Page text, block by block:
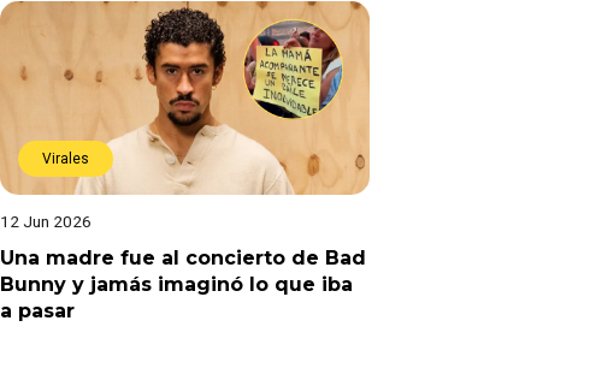
Virales
12 Jun 2026
Una madre fue al concierto de Bad
Bunny y jamás imaginó lo que iba
a pasar